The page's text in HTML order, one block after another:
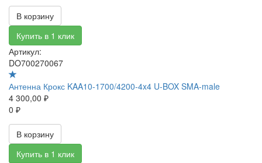
В корзину
Купить в 1 клик
Артикул:
DO700270067
Антенна Крокс KAA10-1700/4200-4x4 U-BOX SMA-male
4 300,00 ₽
0 ₽
В корзину
Купить в 1 клик